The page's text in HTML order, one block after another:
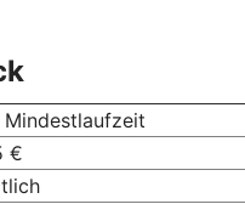
Mindestlaufzeit
€